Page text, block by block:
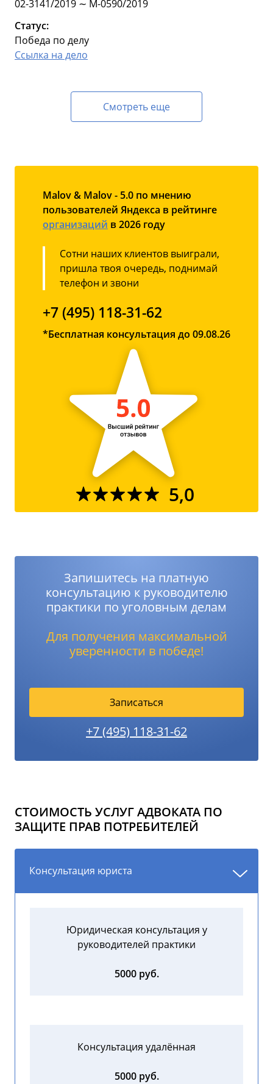
02-3141/2019 ∼ М-0590/2019
Статус:
Победа по делу
Ссылка на дело
Смотреть еще
Malov & Malov - 5.0 по мнению
пользователей Яндекса в рейтинге
организаций в 2026 году
Сотни наших клиентов выиграли,
пришла твоя очередь, поднимай
телефон и звони
+7 (495) 118-31-62
*Бесплатная консультация до 09.08.26
5,0
Запишитесь на платную
консультацию к руководителю
практики по уголовным делам
Для получения максимальной
уверенности в победе!
Записаться
+7 (495) 118-31-62
СТОИМОСТЬ УСЛУГ АДВОКАТА ПО
ЗАЩИТЕ ПРАВ ПОТРЕБИТЕЛЕЙ
Консультация юриста
Юридическая консультация у
руководителей практики
5000 руб.
Консультация удалённая
5000 руб.